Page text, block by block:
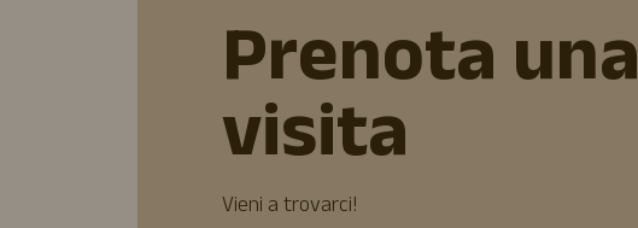
Prenota una
visita
Vieni a trovarci!